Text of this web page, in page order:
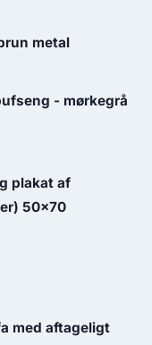
metal
- mørkegrå
plakat af
50x70
med aftageligt